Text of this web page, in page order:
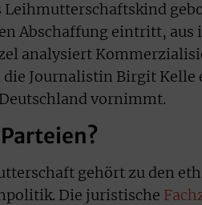
Leihmutterschaftskind
Abschaffung eintritt, aus
analysiert
Journalistin Birgit Kelle
vornimmt.
gehört zu den
Die juristische